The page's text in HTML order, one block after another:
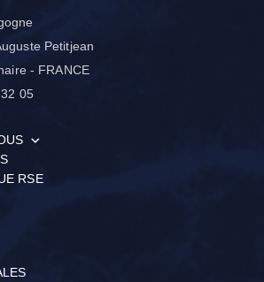
Petitjean
- FRANCE
05
RSE